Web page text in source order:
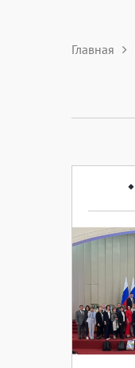
Главная